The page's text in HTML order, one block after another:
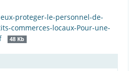
proteger-le-personnel-de-
commerces-locaux-Pour-une-
48 Kb